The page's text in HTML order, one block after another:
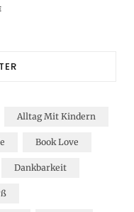
Alltag Mit Kindern
Book Love
Dankbarkeit